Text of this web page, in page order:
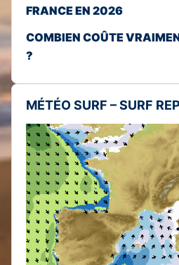
FRANCE EN 2026
COMBIEN COÛTE
?
MÉTÉO SURF – SURF